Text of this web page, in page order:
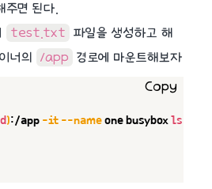
주면 된다.
test.txt 파일을 생성하고 해
너의 /app 경로에 마운트해보자
):/app -it --name one busybox ls
Copy